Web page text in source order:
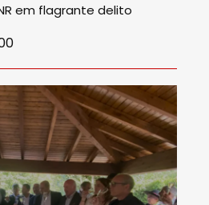
em flagrante delito